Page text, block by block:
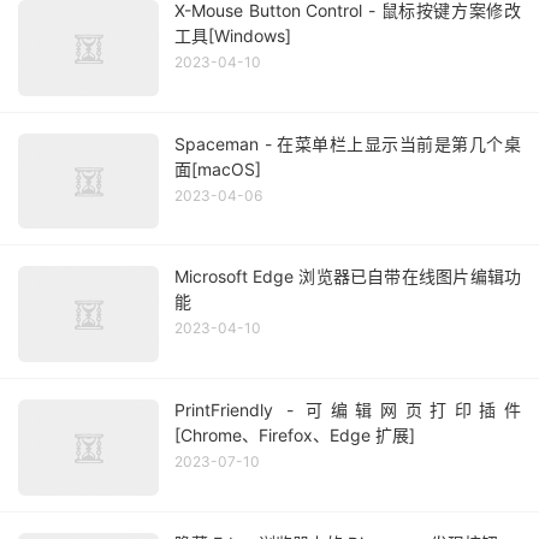
X-Mouse Button Control - 鼠标按键方案修改
工具[Windows]
2023-04-10
Spaceman - 在菜单栏上显示当前是第几个桌
面[macOS]
2023-04-06
Microsoft Edge 浏览器已自带在线图片编辑功
能
2023-04-10
PrintFriendly - 可编辑网页打印插件
[Chrome、Firefox、Edge 扩展]
2023-07-10